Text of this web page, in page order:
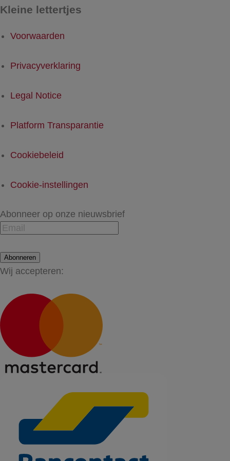
Kleine lettertjes
Voorwaarden
Privacyverklaring
Legal Notice
Platform Transparantie
Cookiebeleid
Cookie-instellingen
Abonneer op onze nieuwsbrief
Abonneren
Wij accepteren: